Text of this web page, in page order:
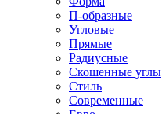
П-образные
Угловые
Прямые
Радиусные
Скошенные углы
Стиль
Современные